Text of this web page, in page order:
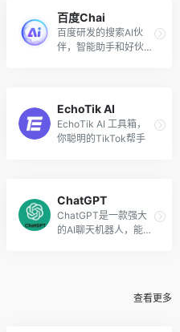
百度Chai
百度研发的搜索AI伙
伴，智能助手和好伙
EchoTik AI
EchoTik AI 工具箱，
你聪明的TikTok帮手
ChatGPT
ChatGPT是一款强大
的AI聊天机器人，能够
查看更多